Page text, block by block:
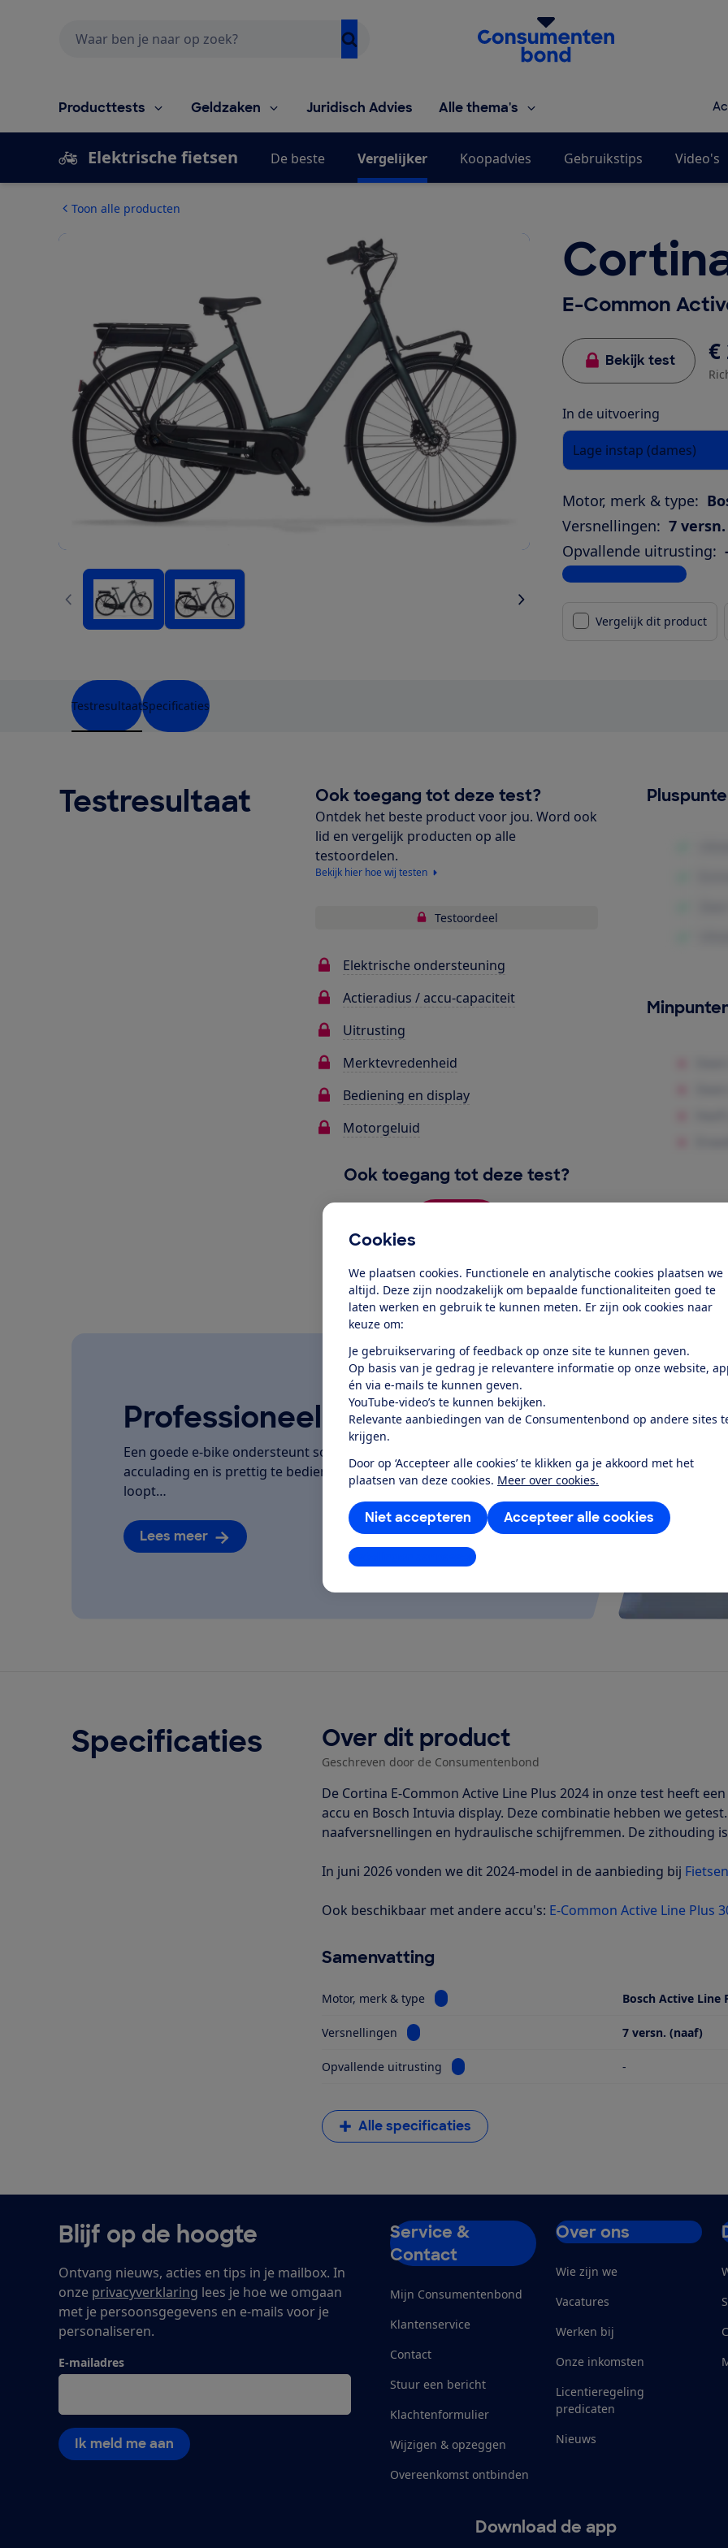
Cookies
We plaatsen cookies. Functionele en analytische cookies plaatsen we
altijd. Deze zijn noodzakelijk om bepaalde functionaliteiten goed te
laten werken en gebruik te kunnen meten. Er zijn ook cookies naar
keuze om:
Je gebruikservaring of feedback op onze site te kunnen geven.
Op basis van je gedrag je relevantere informatie op onze website,
én via e-mails te kunnen geven.
YouTube-video’s te kunnen bekijken.
Relevante aanbiedingen van de Consumentenbond op andere sites
krijgen.
Door op ‘Accepteer alle cookies’ te klikken ga je akkoord met het
plaatsen van deze cookies. Meer over cookies.
Accepteer alle cookies
Niet accepteren
Instellingen aanpassen
Homepage van de Consumentenbond
Producttests Geldzaken Juridisch Advies Alle thema's
Elektrische fietsen De beste Vergelijker Koopadvies Gebruikstips Video's
Toon alle producten
E-Common
Bekijk test €
In de uitvoering
Lage instap (dames)
Motor, merk & type:
Versnellingen: 7
Opvallende uitrusting:
Bekijk alle specificaties
Vergelijk dit product
TestresultaatSpecificaties
Testresultaat Ook toegang tot deze test?
Ontdek het beste product voor jou. Word ook
lid en vergelijk producten op alle
testoordelen.
Bekijk hier hoe wij testen
Testoordeel
Elektrische ondersteuning
Actieradius / accu-capaciteit
Uitrusting
Merktevredenheid
Bediening en display
Motorgeluid
Ook toegang tot deze test?
Al lid? Log in
Professioneel getest
Een goede e-bike ondersteunt soepel, laat je ver fietsen op een
acculading en is prettig te bedienen. We kijken of de e-bike op rolletjes
loopt…
Lees meer
Specificaties Over dit product
Geschreven door de Consumentenbond
De Cortina E-Common Active Line Plus 2024 in onze test heeft
accu en Bosch Intuvia display. Deze combinatie hebben we
naafversnellingen en hydraulische schijfremmen. De zithouding
In juni 2026 vonden we dit 2024-model in de aanbieding bij
Ook beschikbaar met andere accu's: E-Common Active Line Plus
Samenvatting
Motor, merk & type Bekijk informatie voor Motor, merk & typeBosch Active Line
Versnellingen Bekijk informatie voor Versnellingen 7 versn. (naaf)
Opvallende uitrusting Bekijk informatie voor Opvallende uitrusting
-
Alle specificaties
Blijf op de hoogte
Ontvang nieuws, acties en tips in je mailbox. In
onze privacyverklaring lees je hoe we omgaan
met je persoonsgegevens en e-mails voor je
personaliseren.
E-mailadres
Ik meld me aan
Service &
Contact
Mijn Consumentenbond
Klantenservice
Contact
Stuur een bericht
Klachtenformulier
Wijzigen & opzeggen
Overeenkomst ontbinden
Over ons
Wie zijn we
Vacatures
Werken bij
Onze inkomsten
Licentieregeling
predicaten
Nieuws
Download de app